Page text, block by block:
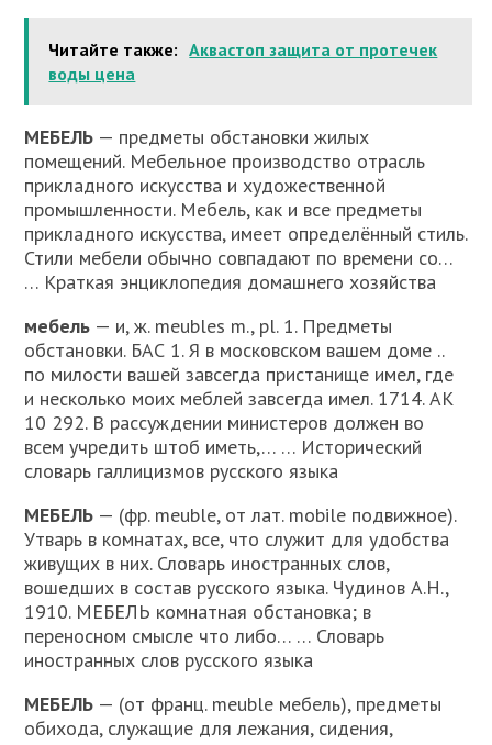
Читайте также: Аквастоп защита от протечек
воды цена
МЕБЕЛЬ — предметы обстановки жилых
помещений. Мебельное производство отрасль
прикладного искусства и художественной
промышленности. Мебель, как и все предметы
прикладного искусства, имеет определённый стиль.
Стили мебели обычно совпадают по времени со…
… Краткая энциклопедия домашнего хозяйства
мебель — и, ж. meubles m., pl. 1. Предметы
обстановки. БАС 1. Я в московском вашем доме ..
по милости вашей завсегда пристанище имел, где
и несколько моих меблей завсегда имел. 1714. АК
10 292. В рассуждении министеров должен во
всем учредить штоб иметь,… … Исторический
словарь галлицизмов русского языка
МЕБЕЛЬ — (фр. meuble, от лат. mobile подвижное).
Утварь в комнатах, все, что служит для удобства
живущих в них. Словарь иностранных слов,
вошедших в состав русского языка. Чудинов А.Н.,
1910. МЕБЕЛЬ комнатная обстановка; в
переносном смысле что либо… … Словарь
иностранных слов русского языка
МЕБЕЛЬ — (от франц. meuble мебель), предметы
обихода, служащие для лежания, сидения,